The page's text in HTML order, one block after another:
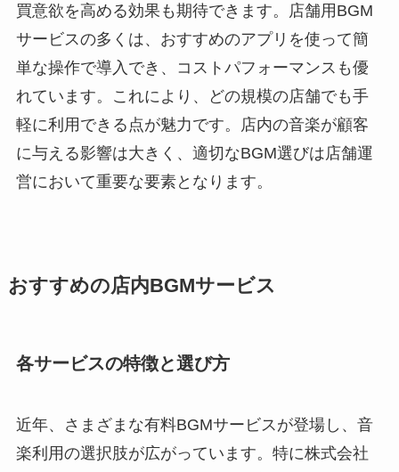
買意欲を高める効果も期待できます。店舗用BGM
サービスの多くは、おすすめのアプリを使って簡
単な操作で導入でき、コストパフォーマンスも優
れています。これにより、どの規模の店舗でも手
軽に利用できる点が魅力です。店内の音楽が顧客
に与える影響は大きく、適切なBGM選びは店舗運
営において重要な要素となります。
おすすめの店内BGMサービス
各サービスの特徴と選び方
近年、さまざまな有料BGMサービスが登場し、音
楽利用の選択肢が広がっています。特に株式会社